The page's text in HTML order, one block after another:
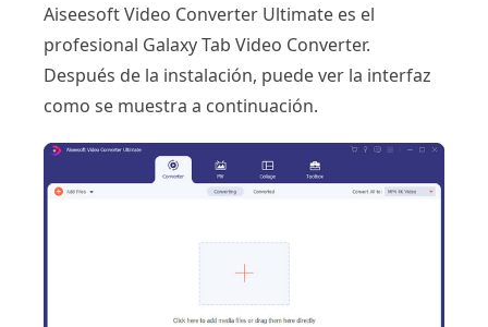
Aiseesoft Video Converter Ultimate es el
profesional Galaxy Tab Video Converter.
Después de la instalación, puede ver la interfaz
como se muestra a continuación.